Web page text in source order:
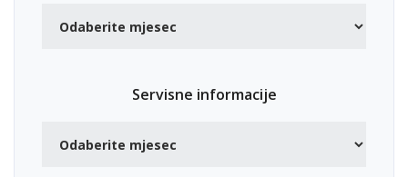
Servisne informacije